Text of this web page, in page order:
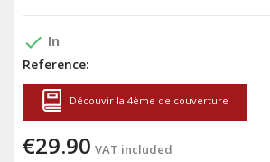
done In
Reference:
Découvir la 4ème de couverture
€29.90 VAT included